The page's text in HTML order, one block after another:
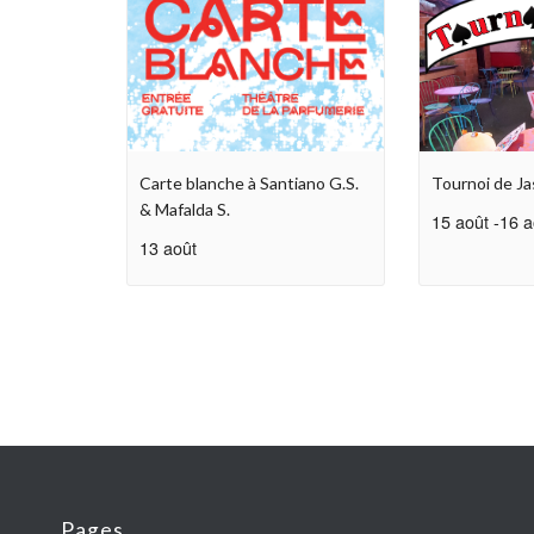
Carte blanche à Santiano G.S.
& Mafalda S.
13 août
Tournoi de
15 août-16